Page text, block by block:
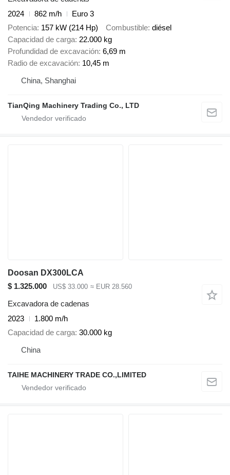
2024
862 m/h
Euro 3
Potencia 157 kW (214 Hp) Combustible diésel
Capacidad de carga 22.000 kg
Profundidad de excavación 6,69 m
Radio de excavación 10,45 m
China, Shanghai
TianQing Machinery Trading Co., LTD
Doosan DX300LCA
$ 1.325.000
US$ 33.000 ≈ EUR 28.560
Excavadora de cadenas
2023
1.800 m/h
Capacidad de carga 30.000 kg
China
TAIHE MACHINERY TRADE CO.,LIMITED